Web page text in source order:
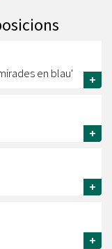
en blau'
+
+
+
+